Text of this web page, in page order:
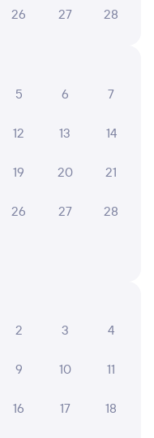
26 27 28
5 6 7
12 13 14
19 20 21
26 27 28
2 3 4
9 10 11
16 17 18